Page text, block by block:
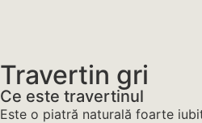
Travertin gri
Ce este travertinul
Este o piatră naturală foarte